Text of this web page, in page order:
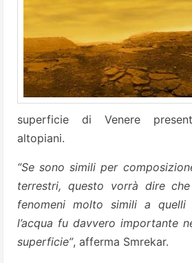
superficie di Venere
altopiani.
“Se sono simili per
terrestri, questo vorrà dire
fenomeni molto simili a
l’acqua fu davvero importante
superficie”, afferma Smrekar.